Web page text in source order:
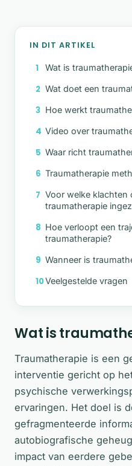
IN DIT ARTIKEL
Wat is
Wat doet een
Hoe werkt
Video over
Waar richt
Traumatherapie
Voor welke
traumatherapie
Hoe verloopt een
traumatherapie?
Wanneer is
Veelgestelde vragen
Wat is
Traumatherapie is een
interventie gericht op
psychische
ervaringen. Het doel is
gefragmenteerde
autobiografische
impact van eerdere